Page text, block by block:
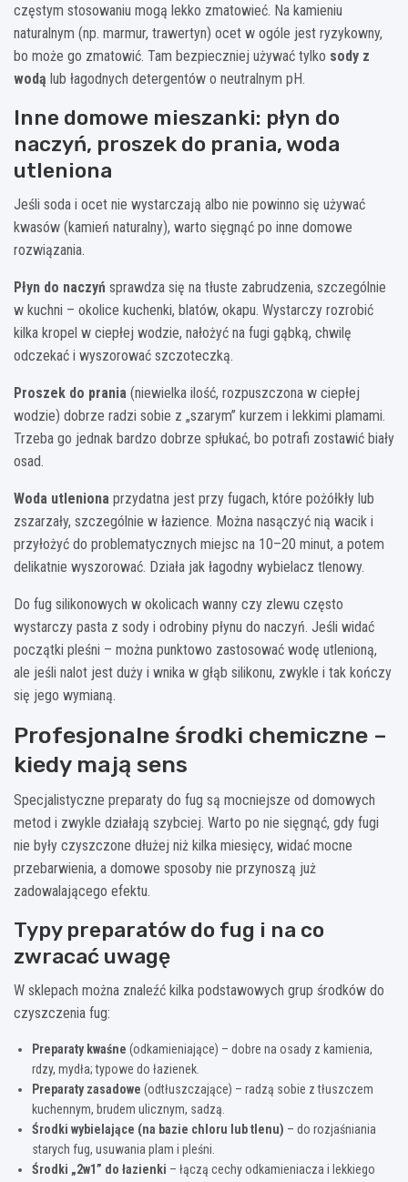
częstym stosowaniu mogą lekko zmatowieć. Na kamieniu
naturalnym (np. marmur, trawertyn) ocet w ogóle jest ryzykowny,
bo może go zmatowić. Tam bezpieczniej używać tylko sody z
wodą lub łagodnych detergentów o neutralnym pH.
Inne domowe mieszanki: płyn do
naczyń, proszek do prania, woda
utleniona
Jeśli soda i ocet nie wystarczają albo nie powinno się używać
kwasów (kamień naturalny), warto sięgnąć po inne domowe
rozwiązania.
Płyn do naczyń sprawdza się na tłuste zabrudzenia, szczególnie
w kuchni – okolice kuchenki, blatów, okapu. Wystarczy rozrobić
kilka kropel w ciepłej wodzie, nałożyć na fugi gąbką, chwilę
odczekać i wyszorować szczoteczką.
Proszek do prania (niewielka ilość, rozpuszczona w ciepłej
wodzie) dobrze radzi sobie z „szarym” kurzem i lekkimi plamami.
Trzeba go jednak bardzo dobrze spłukać, bo potrafi zostawić biały
osad.
Woda utleniona przydatna jest przy fugach, które pożółkły lub
zszarzały, szczególnie w łazience. Można nasączyć nią wacik i
przyłożyć do problematycznych miejsc na 10–20 minut, a potem
delikatnie wyszorować. Działa jak łagodny wybielacz tlenowy.
Do fug silikonowych w okolicach wanny czy zlewu często
wystarczy pasta z sody i odrobiny płynu do naczyń. Jeśli widać
początki pleśni – można punktowo zastosować wodę utlenioną,
ale jeśli nalot jest duży i wnika w głąb silikonu, zwykle i tak kończy
się jego wymianą.
Profesjonalne środki chemiczne –
kiedy mają sens
Specjalistyczne preparaty do fug są mocniejsze od domowych
metod i zwykle działają szybciej. Warto po nie sięgnąć, gdy fugi
nie były czyszczone dłużej niż kilka miesięcy, widać mocne
przebarwienia, a domowe sposoby nie przynoszą już
zadowalającego efektu.
Typy preparatów do fug i na co
zwracać uwagę
W sklepach można znaleźć kilka podstawowych grup środków do
czyszczenia fug:
Preparaty kwaśne (odkamieniające) – dobre na osady z kamienia,
rdzy, mydła; typowe do łazienek.
Preparaty zasadowe (odtłuszczające) – radzą sobie z tłuszczem
kuchennym, brudem ulicznym, sadzą.
Środki wybielające (na bazie chloru lub tlenu) – do rozjaśniania
starych fug, usuwania plam i pleśni.
Środki „2w1” do łazienki – łączą cechy odkamieniacza i lekkiego